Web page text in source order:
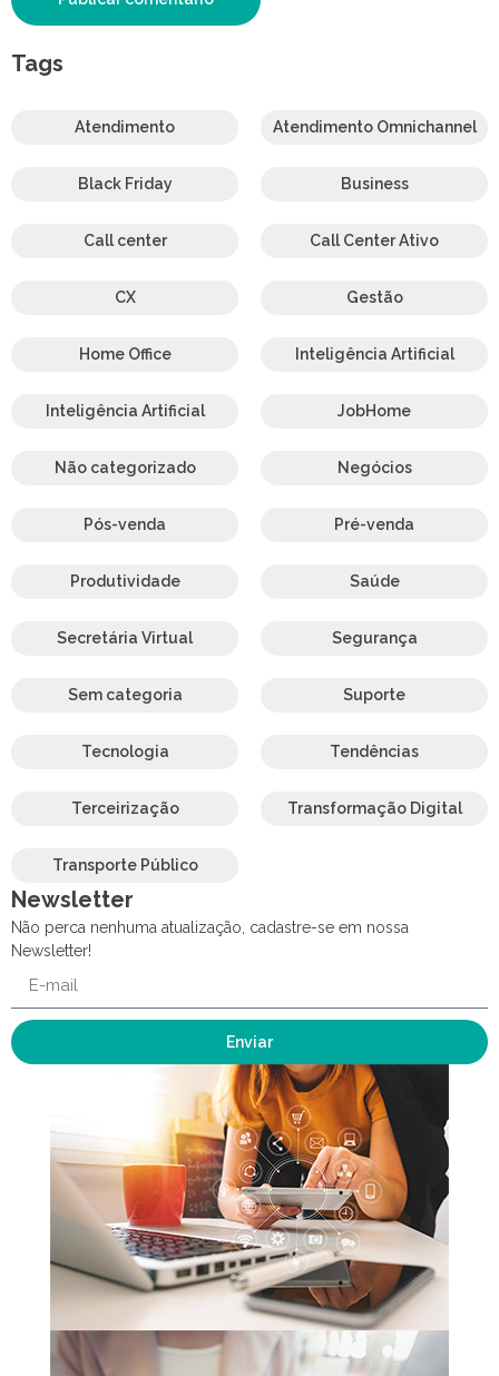
Tags
Atendimento Atendimento Omnichannel
Black Friday Business
Call center Call Center Ativo
CX Gestão
Home Office Inteligência Artificial
Inteligência Artificial JobHome
Não categorizado Negócios
Pós-venda Pré-venda
Produtividade Saúde
Secretária Virtual Segurança
Sem categoria Suporte
Tecnologia Tendências
Terceirização Transformação Digital
Transporte Público
Newsletter
Não perca nenhuma atualização, cadastre-se em nossa
Newsletter!
Enviar